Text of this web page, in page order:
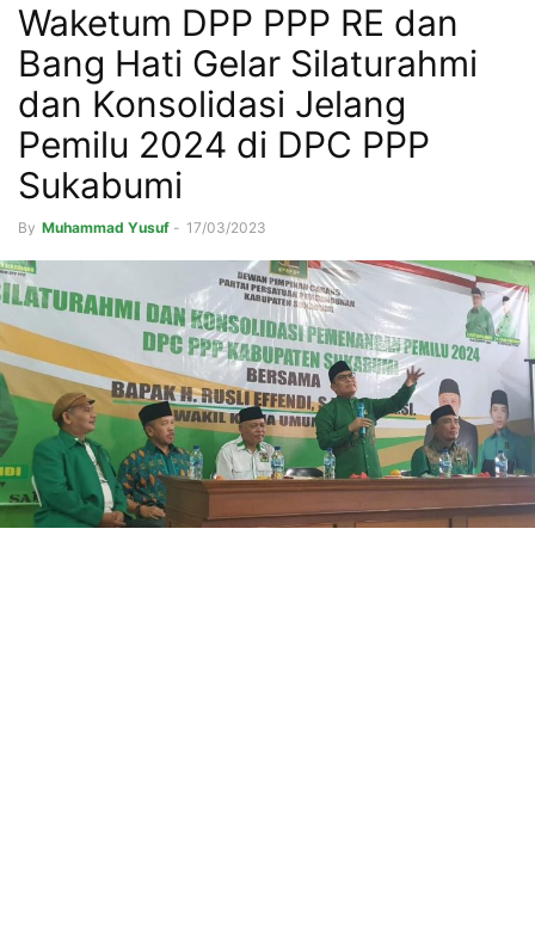
Waketum DPP PPP RE dan
Bang Hati Gelar Silaturahmi
dan Konsolidasi Jelang
Pemilu 2024 di DPC PPP
Sukabumi
By Muhammad Yusuf - 17/03/2023